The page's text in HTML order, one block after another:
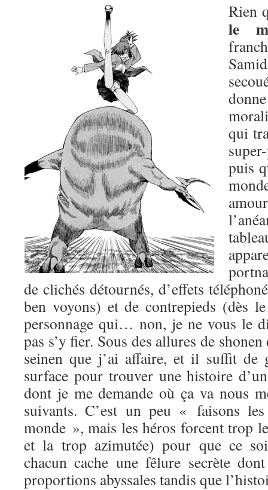
Rien
le
qui
puis
de clichés détournés, d’effets
ben voyons) et de contrepieds (dès
personnage qui… non, je ne vous le
pas s’y fier. Sous des allures de
seinen que j’ai affaire, et il suffit de
surface pour trouver une histoire
dont je me demande où ça va nous
suivants. C’est un peu « faisons
monde », mais les héros forcent trop
et la trop azimutée) pour que ce
chacun cache une fêlure secrète
proportions abyssales tandis que